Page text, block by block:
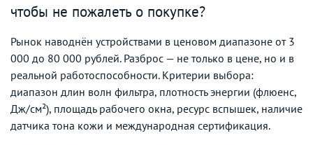
чтобы не пожалеть о покупке?
Рынок наводнён устройствами в ценовом диапазоне от 3
000 до 80 000 рублей. Разброс — не только в цене, но и в
реальной работоспособности. Критерии выбора:
диапазон длин волн фильтра, плотность энергии (флюенс,
Дж/см²), площадь рабочего окна, ресурс вспышек, наличие
датчика тона кожи и международная сертификация.